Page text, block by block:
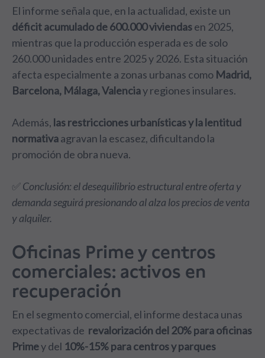
El informe señala que, en la actualidad, existe un
déficit acumulado de 600.000 viviendasen 2025,
mientras que la producción esperada es de solo
260.000 unidades entre 2025 y 2026. Esta situación
afecta especialmente a zonas urbanas como Madrid,
Barcelona, Málaga, Valenciay regiones insulares.
Además, las restricciones urbanísticas y la lentitud
normativaagravan la escasez, dificultando la
promoción de obra nueva.
✅Conclusión: el desequilibrio estructural entre oferta y
demanda seguirá presionando al alza los precios de venta
y alquiler.
Oficinas Prime y centros
comerciales: activos en
recuperación
En el segmento comercial, el informe destaca unas
expectativas de revalorización del 20% para oficinas
Primey del 10%-15% para centros y parques